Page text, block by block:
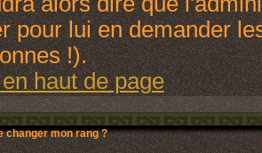
pour lui en demander
!).
haut de page
changer mon rang ?